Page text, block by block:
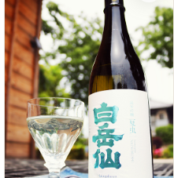
のしっかりとした米の旨味とコク
も感じられ、軽快なだけではない
奥行きのある味わい。ほんのり乳
酸を思わせるニュアンスや穏やか
な果実香、ふくらみのある甘味が
重なり、最後はハツラツとした酸
が全体を引き締めます。
爽やかさ、旨味、酸、そして直汲
みならではの躍動感がバランスよ